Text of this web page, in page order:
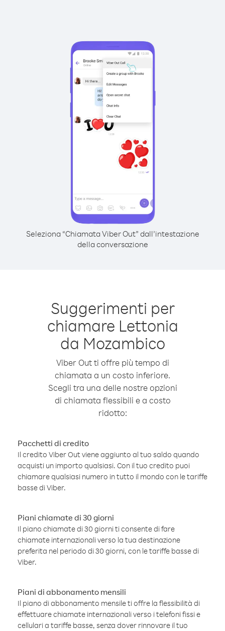
Seleziona “Chiamata Viber Out” dall’intestazione
della conversazione
Suggerimenti per
chiamare Lettonia
da Mozambico
Viber Out ti offre più tempo di
chiamata a un costo inferiore.
Scegli tra una delle nostre opzioni
di chiamata flessibili e a costo
ridotto:
Pacchetti di credito
Il credito Viber Out viene aggiunto al tuo saldo quando
acquisti un importo qualsiasi. Con il tuo credito puoi
chiamare qualsiasi numero in tutto il mondo con le tariffe
basse di Viber.
Piani chiamate di 30 giorni
Il piano chiamate di 30 giorni ti consente di fare
chiamate internazionali verso la tua destinazione
preferita nel periodo di 30 giorni, con le tariffe basse di
Viber.
Piani di abbonamento mensili
Il piano di abbonamento mensile ti offre la flessibilità di
effettuare chiamate internazionali verso i telefoni fissi e
cellulari a tariffe basse, senza dover rinnovare il tuo